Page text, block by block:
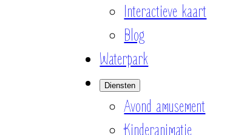
Interactieve kaart
Blog
Waterpark
Diensten
Avond amusement
Kinderanimatie